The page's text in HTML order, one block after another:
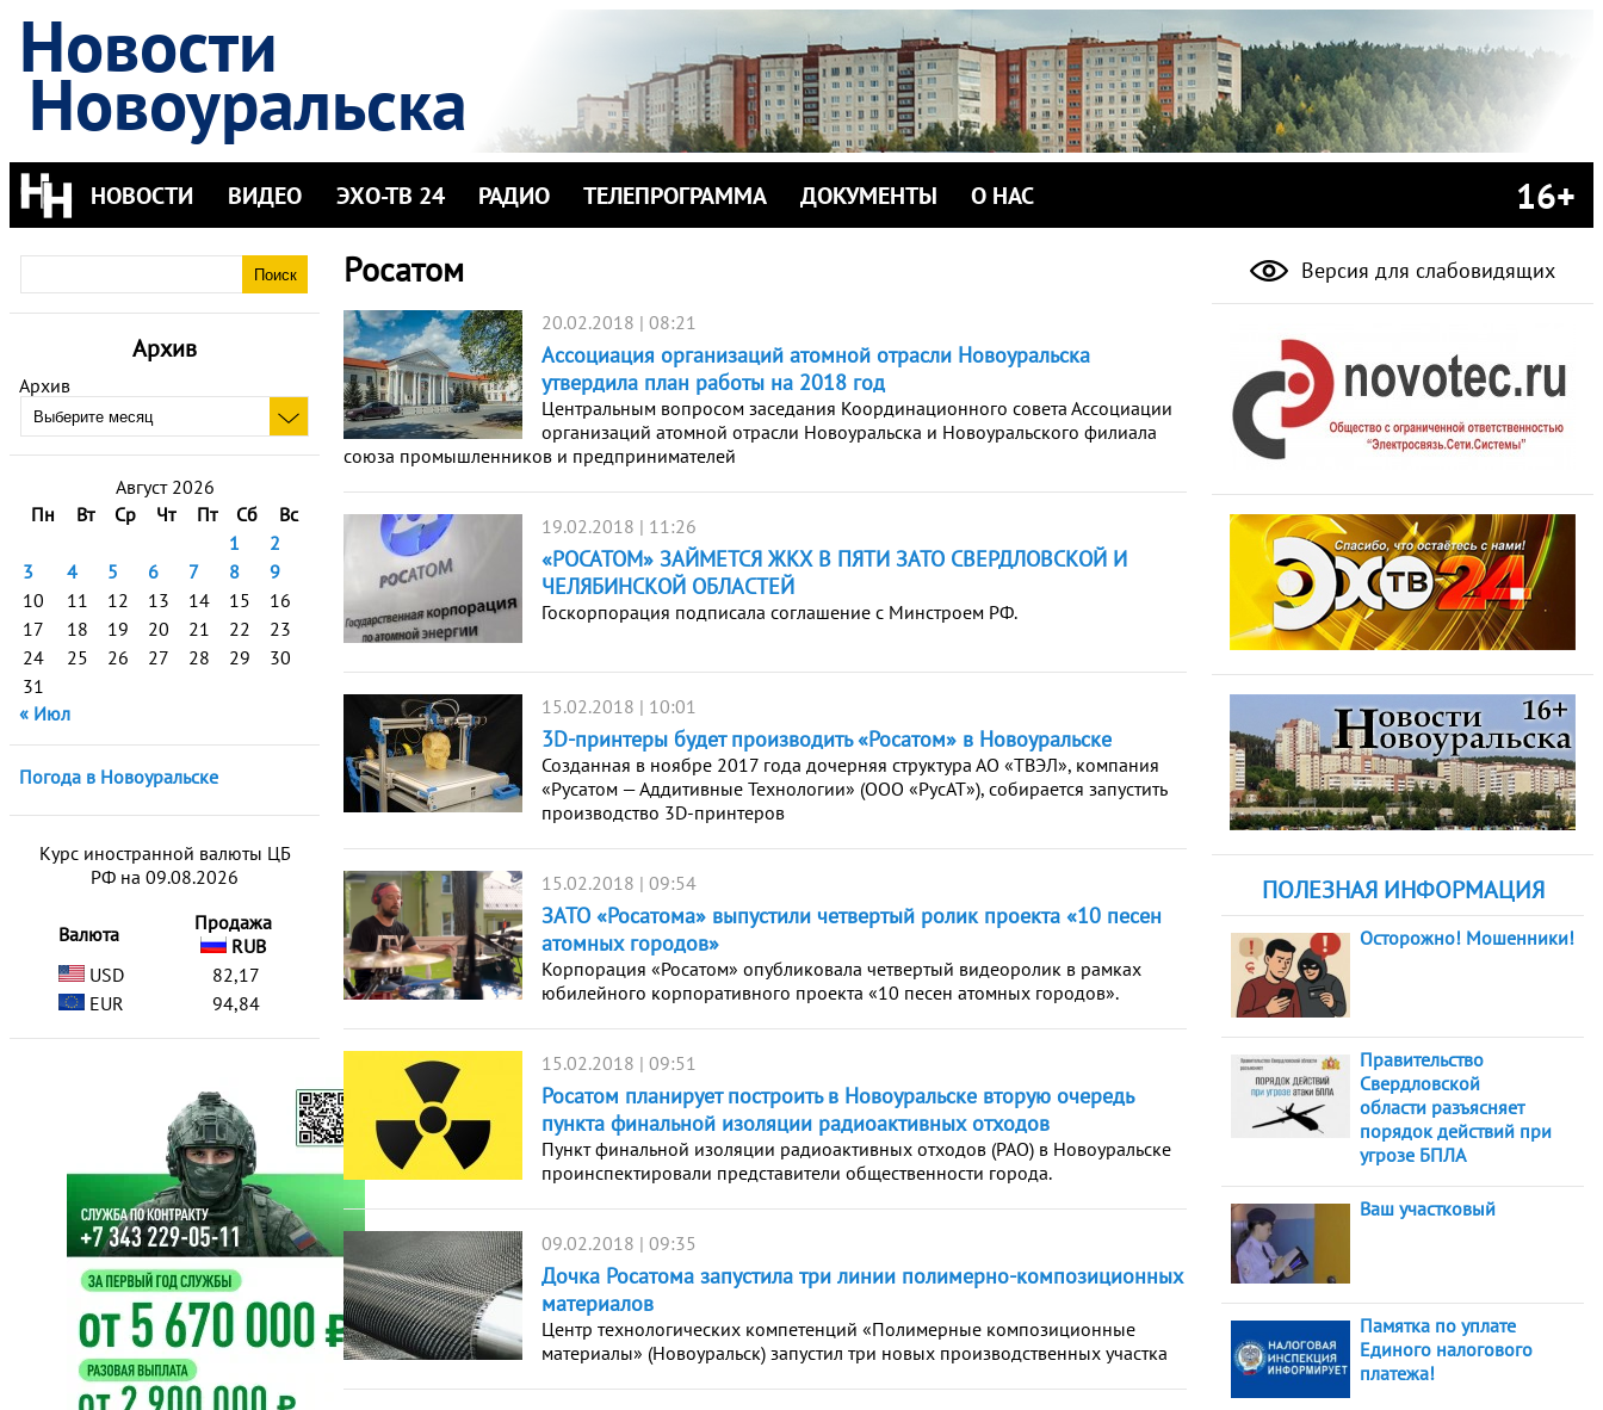
Новости
Новоуральска
НОВОСТИ ВИДЕО ЭХО-ТВ 24 РАДИО ТЕЛЕПРОГРАММА ДОКУМЕНТЫ О НАС 16+
Архив
Архив
Август 2026
Пн
Вт Ср Чт Пт Сб
Вс
1
2
3
4 5 6 7 8
9
10
11 12 13 14 15
16
17
18 19 20 21 22
23
24
25 26 27 28 29
30
31
« Июл
Погода в Новоуральске
Курс иностранной валюты ЦБ
РФ на 09.08.2026
Валюта
Продажа
RUB
USD
82,17
EUR
94,84
Росатом
20.02.2018 | 08:21
Ассоциация организаций атомной отрасли Новоуральска
утвердила план работы на 2018 год
Центральным вопросом заседания Координационного совета Ассоциации
организаций атомной отрасли Новоуральска и Новоуральского филиала
союза промышленников и предпринимателей
19.02.2018 | 11:26
«РОСАТОМ» ЗАЙМЕТСЯ ЖКХ В ПЯТИ ЗАТО СВЕРДЛОВСКОЙ И
ЧЕЛЯБИНСКОЙ ОБЛАСТЕЙ
Госкорпорация подписала соглашение с Минстроем РФ.
15.02.2018 | 10:01
3D-принтеры будет производить «Росатом» в Новоуральске
Созданная в ноябре 2017 года дочерняя структура АО «ТВЭЛ», компания
«Русатом — Аддитивные Технологии» (ООО «РусАТ»), собирается запустить
производство 3D-принтеров
15.02.2018 | 09:54
ЗАТО «Росатома» выпустили четвертый ролик проекта «10 песен
атомных городов»
Корпорация «Росатом» опубликовала четвертый видеоролик в рамках
юбилейного корпоративного проекта «10 песен атомных городов».
15.02.2018 | 09:51
Росатом планирует построить в Новоуральске вторую очередь
пункта финальной изоляции радиоактивных отходов
Пункт финальной изоляции радиоактивных отходов (РАО) в Новоуральске
проинспектировали представители общественности города.
09.02.2018 | 09:35
Дочка Росатома запустила три линии полимерно-композиционных
материалов
Центр технологических компетенций «Полимерные композиционные
материалы» (Новоуральск) запустил три новых производственных участка
Версия для слабовидящих
ПОЛЕЗНАЯ ИНФОРМАЦИЯ
Осторожно! Мошенники!
Правительство
Свердловской
области разъясняет
порядок действий при
угрозе БПЛА
Ваш участковый
Памятка по уплате
Единого налогового
платежа!